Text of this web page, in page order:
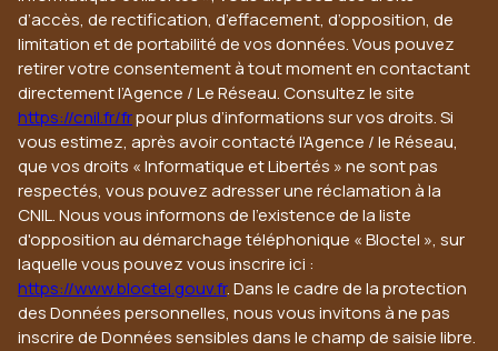
d’accès, de rectification, d’effacement, d’opposition, de
limitation et de portabilité de vos données. Vous pouvez
retirer votre consentement à tout moment en contactant
directement l’Agence / Le Réseau. Consultez le site
https://cnil.fr/frpour plus d’informations sur vos droits. Si
vous estimez, après avoir contacté l'Agence / le Réseau,
que vos droits « Informatique et Libertés » ne sont pas
respectés, vous pouvez adresser une réclamation à la
CNIL. Nous vous informons de l’existence de la liste
d'opposition au démarchage téléphonique « Bloctel », sur
laquelle vous pouvez vous inscrire ici :
https://www.bloctel.gouv.fr. Dans le cadre de la protection
des Données personnelles, nous vous invitons à ne pas
inscrire de Données sensibles dans le champ de saisie libre.